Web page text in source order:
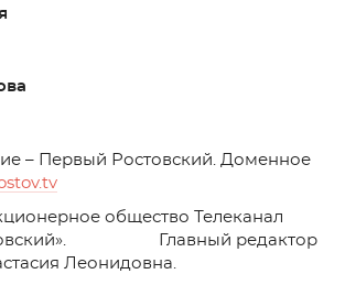
– Первый Ростовский. Доменное
общество Телеканал
Главный редактор
Леонидовна.